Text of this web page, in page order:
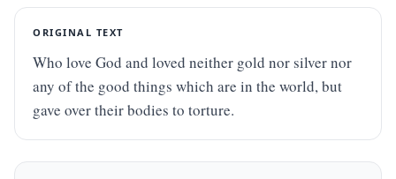
ORIGINAL TEXT
Who love God and loved neither gold nor silver nor
any of the good things which are in the world, but
gave over their bodies to torture.